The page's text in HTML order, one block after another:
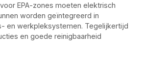
EPA-zones moeten elektrisch
worden geïntegreerd in
en werkpleksystemen. Tegelijkertijd
en goede reinigbaarheid